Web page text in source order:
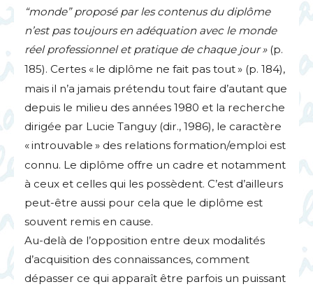
“monde” proposé par les contenus du diplôme
n’est pas toujours en adéquation avec le monde
réel professionnel et pratique de chaque jour »(p.
185). Certes « le diplôme ne fait pas tout» (p. 184),
mais il n’a jamais prétendu tout faire d’autant que
depuis le milieu des années 1980 et la recherche
dirigée par Lucie Tanguy (dir., 1986), le caractère
«introuvable » des relations formation/emploi est
connu. Le diplôme offre un cadre et notamment
à ceux et celles qui les possèdent. C’est d’ailleurs
peut-être aussi pour cela que le diplôme est
souvent remis en cause.
Au-delà de l’opposition entre deux modalités
d’acquisition des connaissances, comment
dépasser ce qui apparaît être parfois un puissant